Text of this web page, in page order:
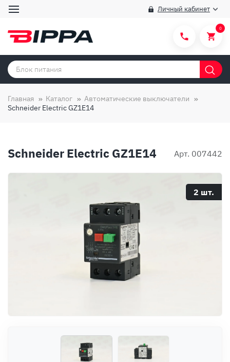
Личный кабинет
Категории товаров
Способы покупки
Вопросы и ответы
О компании
0
Главная Каталог
Автоматические выключатели
Schneider Electric GZ1E14
Schneider Electric GZ1E14 Арт. 007442
2 шт.